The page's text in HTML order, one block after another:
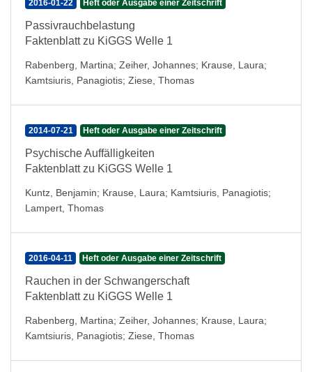
2016-01-22 Heft oder Ausgabe einer Zeitschrift
Passivrauchbelastung
Faktenblatt zu KiGGS Welle 1
Rabenberg, Martina; Zeiher, Johannes; Krause, Laura;
Kamtsiuris, Panagiotis; Ziese, Thomas
2014-07-21 Heft oder Ausgabe einer Zeitschrift
Psychische Auffälligkeiten
Faktenblatt zu KiGGS Welle 1
Kuntz, Benjamin; Krause, Laura; Kamtsiuris, Panagiotis;
Lampert, Thomas
2016-04-11 Heft oder Ausgabe einer Zeitschrift
Rauchen in der Schwangerschaft
Faktenblatt zu KiGGS Welle 1
Rabenberg, Martina; Zeiher, Johannes; Krause, Laura;
Kamtsiuris, Panagiotis; Ziese, Thomas